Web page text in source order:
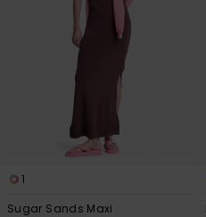
1
Sugar Sands Maxi